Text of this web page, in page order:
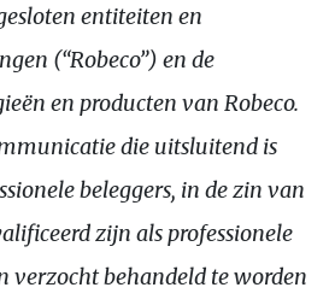
entiteiten en
(“Robeco”) en de
en producten van Robeco.
die uitsluitend is
beleggers, in de zin van
zijn als professionele
verzocht behandeld te worden